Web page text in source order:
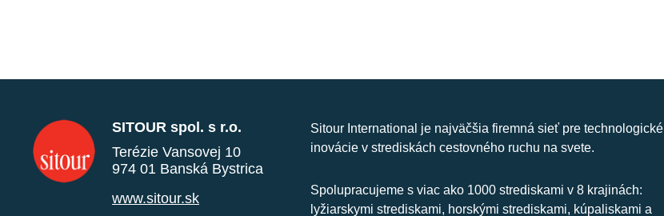
SITOUR spol. s r.o.
Terézie Vansovej 10
974 01 Banská Bystrica
www.sitour.sk
Sitour International je najväčšia firemná sieť pre technologické
inovácie v strediskách cestovného ruchu na svete.
Spolupracujeme s viac ako 1000 strediskami v 8 krajinách:
lyžiarskymi strediskami, horskými strediskami, kúpaliskami a